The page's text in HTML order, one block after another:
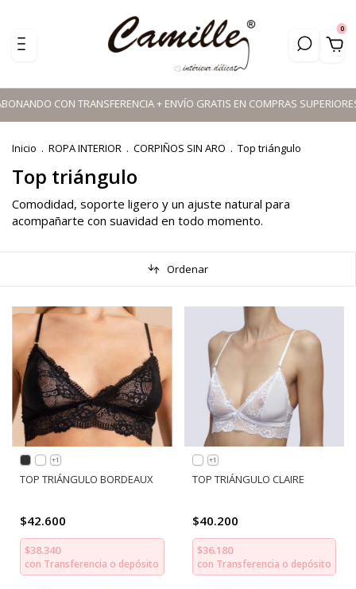
0
CON TRANSFERENCIA + ENVÍO GRATIS EN COMPRAS
Inicio . ROPA INTERIOR . CORPIÑOS SIN ARO . Top triángulo
Top triángulo
Comodidad, soporte ligero y un ajuste natural para
acompañarte con suavidad en todo momento.
Ordenar
+1
TOP TRIÁNGULO BORDEAUX
$42.600
$38.340
con Transferencia o depósito
+1
TOP TRIÁNGULO CLAIRE
$40.200
$36.180
con Transferencia o depósito